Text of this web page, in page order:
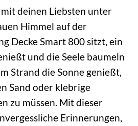
deinen Liebsten unter
Himmel auf der
Decke Smart 800 sitzt, ein
und die Seele baumeln
Strand die Sonne genießt,
Sand oder klebrige
zu müssen. Mit dieser
Erinnerungen,